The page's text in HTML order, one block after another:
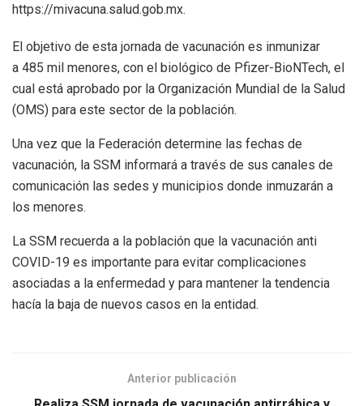
https://mivacuna.salud.gob.mx.
El objetivo de esta jornada de vacunación es inmunizar
a 485 mil menores, con el biológico de Pfizer-BioNTech, el
cual está aprobado por la Organización Mundial de la Salud
(OMS) para este sector de la población.
Una vez que la Federación determine las fechas de
vacunación, la SSM informará a través de sus canales de
comunicación las sedes y municipios donde inmuzarán a
los menores.
La SSM recuerda a la población que la vacunación anti
COVID-19 es importante para evitar complicaciones
asociadas a la enfermedad y para mantener la tendencia
hacía la baja de nuevos casos en la entidad.
Anterior publicación